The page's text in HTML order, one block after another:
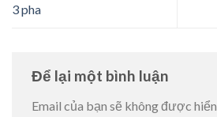
3 pha
Để lại một bình luận
Email của bạn sẽ không được